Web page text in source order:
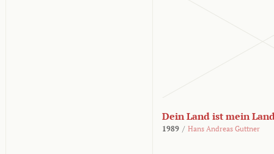
Dein Land ist mein
1989 / Hans Andreas Guttner